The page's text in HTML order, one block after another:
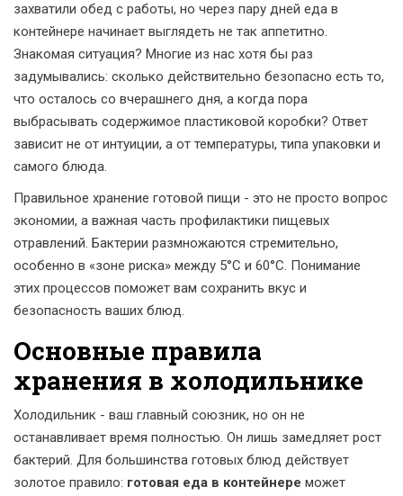
захватили обед с работы, но через пару дней еда в
контейнере начинает выглядеть не так аппетитно.
Знакомая ситуация? Многие из нас хотя бы раз
задумывались: сколько действительно безопасно есть то,
что осталось со вчерашнего дня, а когда пора
выбрасывать содержимое пластиковой коробки? Ответ
зависит не от интуиции, а от температуры, типа упаковки и
самого блюда.
Правильное хранение готовой пищи - это не просто вопрос
экономии, а важная часть профилактики пищевых
отравлений. Бактерии размножаются стремительно,
особенно в «зоне риска» между 5°C и 60°C. Понимание
этих процессов поможет вам сохранить вкус и
безопасность ваших блюд.
Основные правила
хранения в холодильнике
Холодильник - ваш главный союзник, но он не
останавливает время полностью. Он лишь замедляет рост
бактерий. Для большинства готовых блюд действует
золотое правило: готовая еда в контейнере может